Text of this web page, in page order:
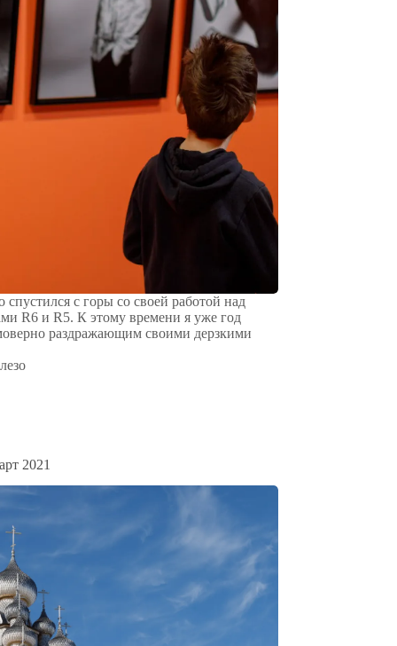
спустился с горы со своей работой над
R6 и R5. К этому времени я уже год
раздражающим своими дерзкими
2021